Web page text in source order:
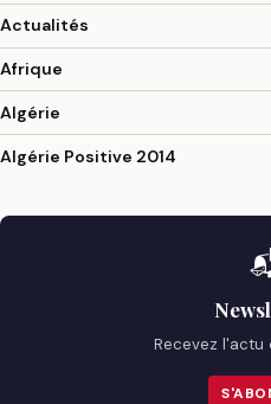
Actualités
Afrique
Algérie
Algérie Positive 2014
Recevez l'actu